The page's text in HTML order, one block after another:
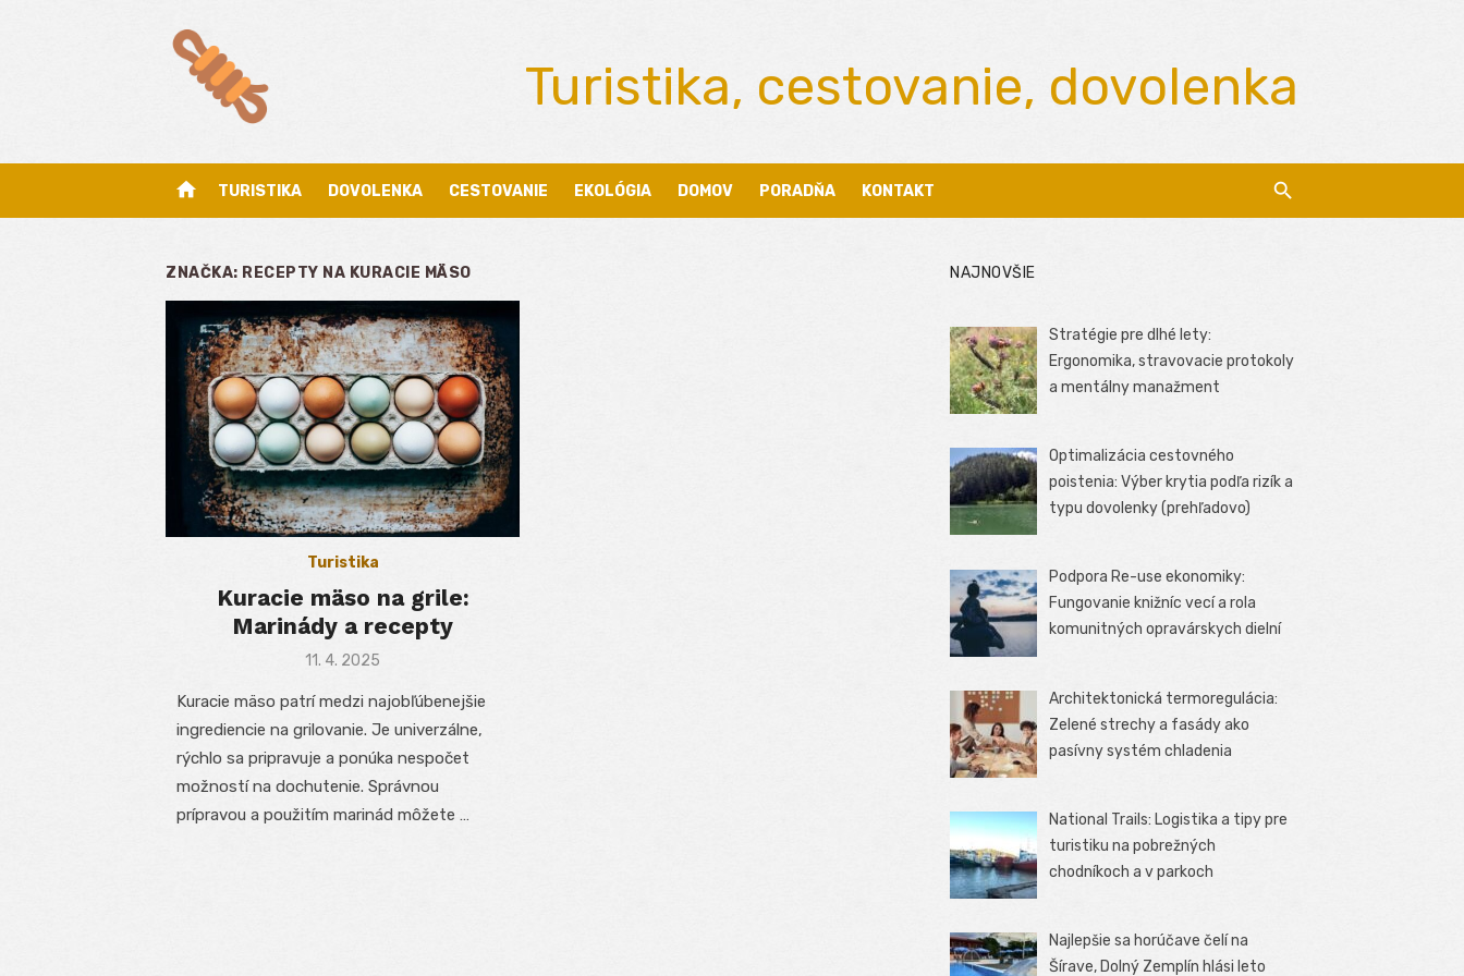
Turistika, cestovanie, dovolenka
home TURISTIKA DOVOLENKA CESTOVANIE EKOLÓGIA DOMOV PORADŇA KONTAKT
ZNAČKA: RECEPTY NA KURACIE MÄSO
Turistika
Kuracie mäso na grile:
Marinády a recepty
Posted
11. 4. 2025
Kuracie mäso patrí medzi najobľúbenejšie
ingrediencie na grilovanie. Je univerzálne,
rýchlo sa pripravuje a ponúka nespočet
možností na dochutenie. Správnou
prípravou a použitím marinád môžete …
NAJNOVŠIE
Stratégie pre dlhé lety:
Ergonomika, stravovacie protokoly
a mentálny manažment
Optimalizácia cestovného
poistenia: Výber krytia podľa rizík a
typu dovolenky (prehľadovo)
Podpora Re-use ekonomiky:
Fungovanie knižníc vecí a rola
komunitných opravárskych dielní
Architektonická termoregulácia:
Zelené strechy a fasády ako
pasívny systém chladenia
National Trails: Logistika a tipy pre
turistiku na pobrežných
chodníkoch a v parkoch
Najlepšie sa horúčave čelí na
Šírave, Dolný Zemplín hlási leto